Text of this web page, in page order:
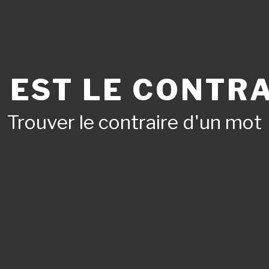
EST LE
Trouver le contraire d'un mot